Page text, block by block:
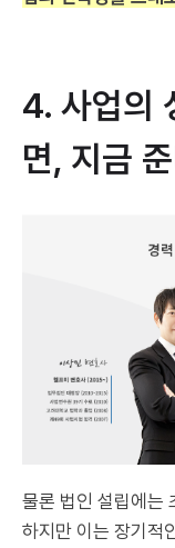
4. 사업의
면, 지금
물론 법인 설립에는
하지만 이는 장기적